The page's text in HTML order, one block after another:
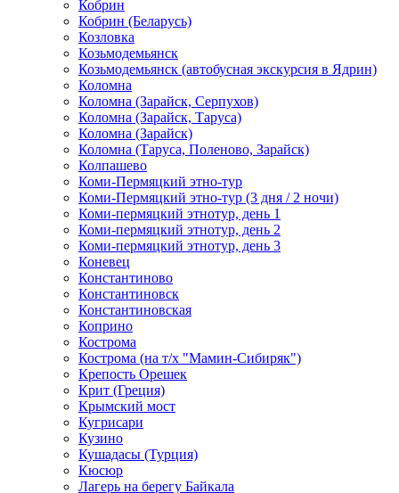
Кобрин
Кобрин (Беларусь)
Козловка
Козьмодемьянск
Козьмодемьянск (автобусная экскурсия в Ядрин)
Коломна
Коломна (Зарайск, Серпухов)
Коломна (Зарайск, Таруса)
Коломна (Зарайск)
Коломна (Таруса, Поленово, Зарайск)
Колпашево
Коми-Пермяцкий этно-тур
Коми-Пермяцкий этно-тур (3 дня / 2 ночи)
Коми-пермяцкий этнотур, день 1
Коми-пермяцкий этнотур, день 2
Коми-пермяцкий этнотур, день 3
Коневец
Константиново
Константиновск
Константиновская
Коприно
Кострома
Кострома (на т/х "Мамин-Сибиряк")
Крепость Орешек
Крит (Греция)
Крымский мост
Кугрисари
Кузино
Кушадасы (Турция)
Кюсюр
Лагерь на берегу Байкала